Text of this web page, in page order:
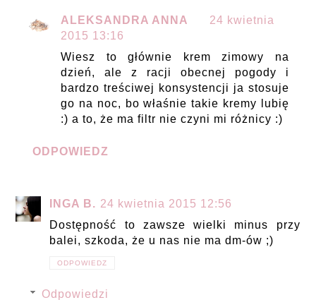
ALEKSANDRA ANNA
24 kwietnia
2015 13:16
Wiesz to głównie krem zimowy na
dzień, ale z racji obecnej pogody i
bardzo treściwej konsystencji ja stosuje
go na noc, bo właśnie takie kremy lubię
:) a to, że ma filtr nie czyni mi różnicy :)
ODPOWIEDZ
INGA B. 24 kwietnia 2015 12:56
Dostępność to zawsze wielki minus przy
balei, szkoda, że u nas nie ma dm-ów ;)
ODPOWIEDZ
Odpowiedzi